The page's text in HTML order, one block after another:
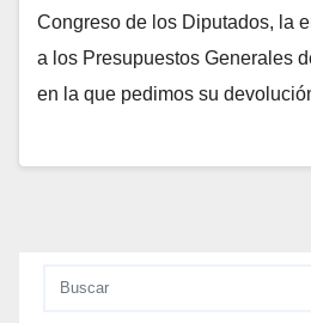
Congreso de los Diputados, la
a los Presupuestos Generales
en la que pedimos su